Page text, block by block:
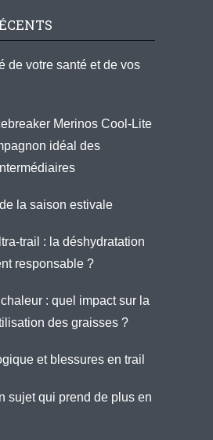
de votre santé et de vos
Merinos Cool-Lite
idéal des
la saison estivale
trail : la déshydratation
responsable ?
: quel impact sur la
des graisses ?
et blessures en trail
sujet qui prend de plus en